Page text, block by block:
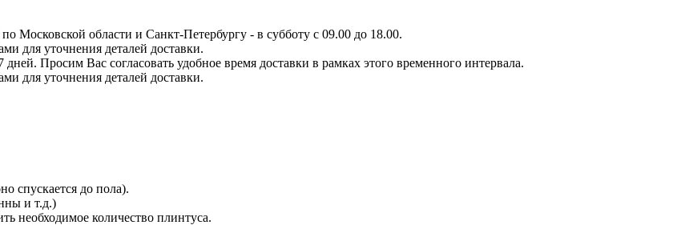
Московской области и Санкт-Петербургу - в субботу с 09.00 до 18.00.
для уточнения деталей доставки.
Просим Вас согласовать удобное время доставки в рамках этого временного интервала.
для уточнения деталей доставки.
спускается до пола).
и т.д.)
необходимое количество плинтуса.